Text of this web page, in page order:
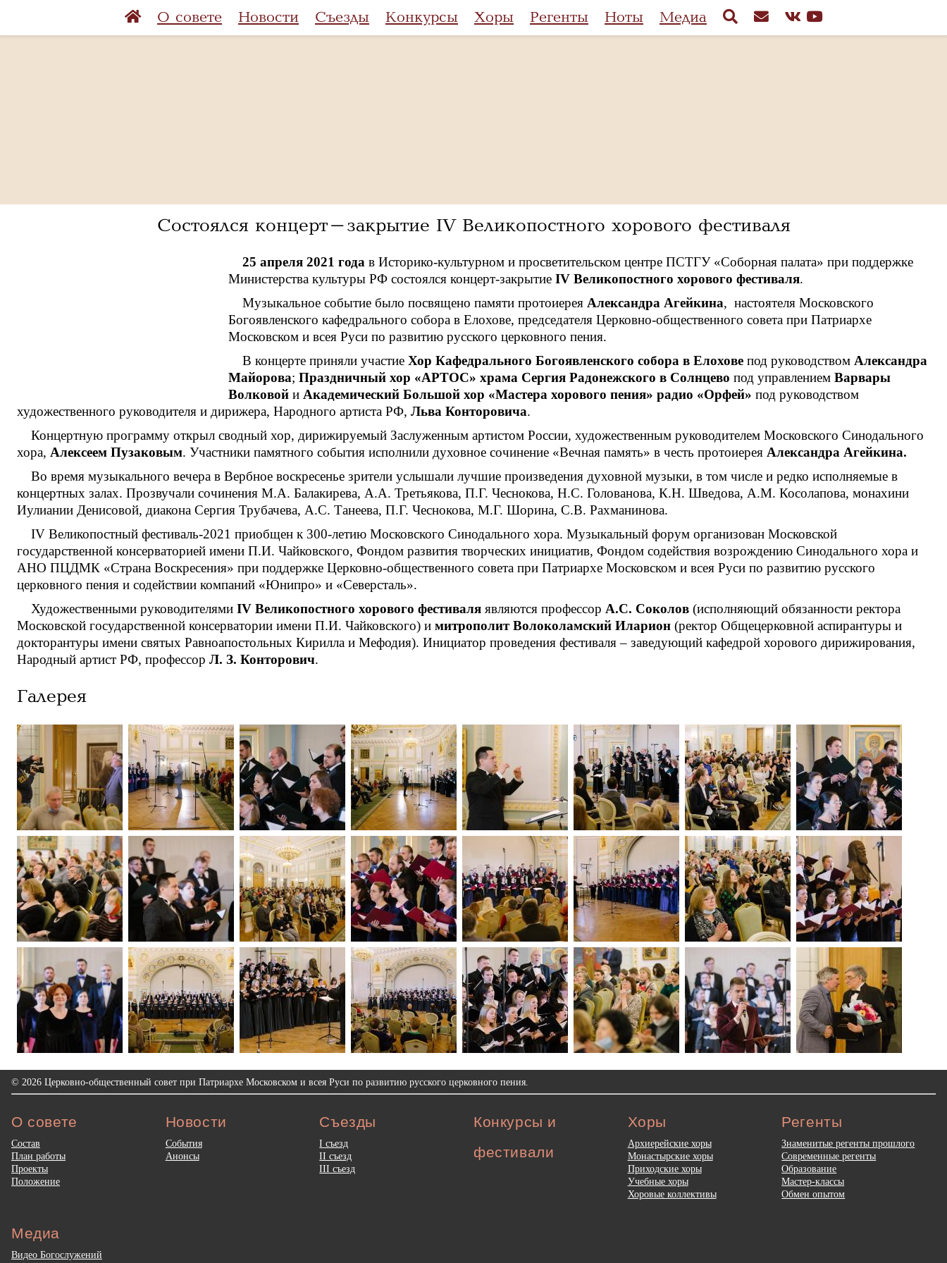
О совете Новости Съезды Конкурсы Хоры Регенты Ноты Медиа
Состоялся концерт-закрытие IV Великопостного хорового фестиваля
25 апреля 2021 года в Историко-культурном и просветительском центре ПСТГУ «Соборная палата» при поддержке
Министерства культуры РФ состоялся концерт-закрытие IV Великопостного хорового фестиваля.
Музыкальное событие было посвящено памяти протоиерея Александра Агейкина, настоятеля Московского
Богоявленского кафедрального собора в Елохове, председателя Церковно-общественного совета при Патриархе
Московском и всея Руси по развитию русского церковного пения.
В концерте приняли участие Хор Кафедрального Богоявленского собора в Елохове под руководством Александра
Майорова; Праздничный хор «АРТОС» храма Сергия Радонежского в Солнцево под управлением Варвары
Волковой и Академический Большой хор «Мастера хорового пения» радио «Орфей» под руководством
художественного руководителя и дирижера, Народного артиста РФ, Льва Конторовича.
Концертную программу открыл сводный хор, дирижируемый Заслуженным артистом России, художественным руководителем Московского Синодального
хора, Алексеем Пузаковым. Участники памятного события исполнили духовное сочинение «Вечная память» в честь протоиерея Александра Агейкина.
Во время музыкального вечера в Вербное воскресенье зрители услышали лучшие произведения духовной музыки, в том числе и редко исполняемые в
концертных залах. Прозвучали сочинения М.А. Балакирева, А.А. Третьякова, П.Г. Чеснокова, Н.С. Голованова, К.Н. Шведова, А.М. Косолапова, монахини
Иулиании Денисовой, диакона Сергия Трубачева, А.С. Танеева, П.Г. Чеснокова, М.Г. Шорина, С.В. Рахманинова.
IV Великопостный фестиваль-2021 приобщен к 300-летию Московского Синодального хора. Музыкальный форум организован Московской
государственной консерваторией имени П.И. Чайковского, Фондом развития творческих инициатив, Фондом содействия возрождению Синодального хора и
АНО ПЦДМК «Страна Воскресения» при поддержке Церковно-общественного совета при Патриархе Московском и всея Руси по развитию русского
церковного пения и содействии компаний «Юнипро» и «Северсталь».
Художественными руководителями IV Великопостного хорового фестиваля являются профессор А.С. Соколов (исполняющий обязанности ректора
Московской государственной консерватории имени П.И. Чайковского) и митрополит Волоколамский Иларион (ректор Общецерковной аспирантуры и
докторантуры имени святых Равноапостольных Кирилла и Мефодия). Инициатор проведения фестиваля – заведующий кафедрой хорового дирижирования,
Народный артист РФ, профессор Л. З. Конторович.
Галерея
© 2026 Церковно-общественный совет при Патриархе Московском и всея Руси по развитию русского церковного пения.
О совете
Состав
План работы
Проекты
Положение
Новости
События
Анонсы
Съезды
I съезд
II съезд
III съезд
Конкурсы и
фестивали
Хоры
Архиерейские хоры
Монастырские хоры
Приходские хоры
Учебные хоры
Хоровые коллективы
Регенты
Знаменитые регенты прошлого
Современные регенты
Образование
Мастер-классы
Обмен опытом
Медиа
Видео Богослужений